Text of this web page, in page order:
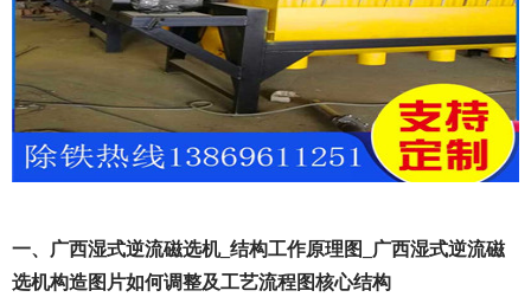
一、广西湿式逆流磁选机_结构工作原理图_广西湿式逆流磁
选机构造图片如何调整及工艺流程图核心结构